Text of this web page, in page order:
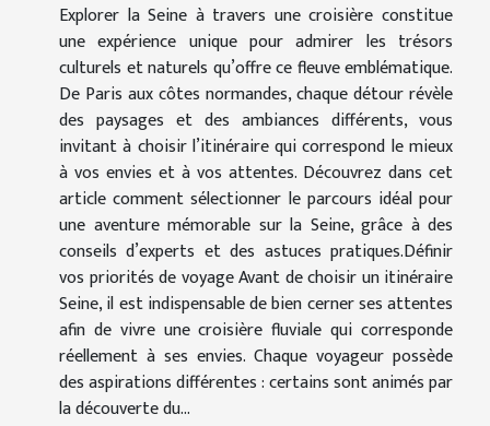
Explorer la Seine à travers une croisière constitue
une expérience unique pour admirer les trésors
culturels et naturels qu’offre ce fleuve emblématique.
De Paris aux côtes normandes, chaque détour révèle
des paysages et des ambiances différents, vous
invitant à choisir l’itinéraire qui correspond le mieux
à vos envies et à vos attentes. Découvrez dans cet
article comment sélectionner le parcours idéal pour
une aventure mémorable sur la Seine, grâce à des
conseils d’experts et des astuces pratiques.Définir
vos priorités de voyage Avant de choisir un itinéraire
Seine, il est indispensable de bien cerner ses attentes
afin de vivre une croisière fluviale qui corresponde
réellement à ses envies. Chaque voyageur possède
des aspirations différentes : certains sont animés par
la découverte du...